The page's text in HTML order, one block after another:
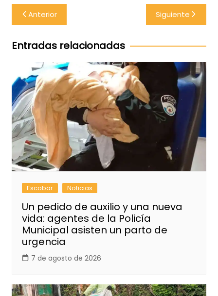
Navegación
de
entradas
Anterior Siguiente
Entradas relacionadas
Escobar Noticias
Un pedido de auxilio y una nueva
vida: agentes de la Policía
Municipal asisten un parto de
urgencia
7 de agosto de 2026